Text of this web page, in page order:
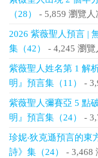
（28）
- 5,859 瀏覽人
2026 紫薇聖人預言 |
集（42）
- 4,245 瀏覽
紫薇聖人姓名第 1 解
明』預言集（11）
-
紫薇聖人彌賽亞 5 點
明』預言集（24）
-
珍妮‧狄克遜預言的東
詩》集（24）
- 3,468